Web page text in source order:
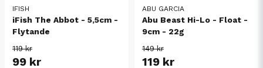
IFISH
iFish The Abbot - 5,5cm -
Flytande
119 kr
99 kr
ABU GARCIA
Abu Beast Hi-Lo - Float -
9cm - 22g
149 kr
119 kr